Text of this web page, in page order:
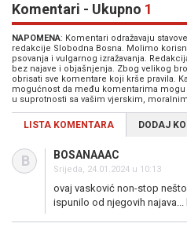
Komentari - Ukupno 1
NAPOMENA: Komentari odražavaju
redakcije Slobodna Bosna. Molimo
psovanja i vulgarnog izražavanja.
bez najave i objašnjenja. Zbog velikog
obrisati sve komentare koji krše pravila.
mogućnost da među komentarima
u suprotnosti sa vašim vjerskim,
LISTA KOMENTARA DODAJ
B BOSANAAAC
Srijeda, 24.01.2024 u 10:13
ovaj vasković non-stop
ispunilo od njegovih